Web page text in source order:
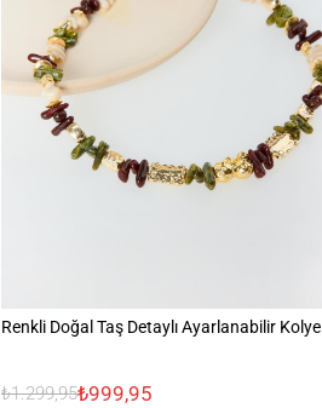
Renkli Doğal Taş Detaylı Ayarlanabilir Kolye
₺1.299,95₺999,95